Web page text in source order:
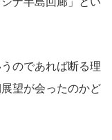
のであれば断る理
望が会ったのかど